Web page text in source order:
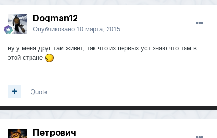
Dogman12
Опубликовано 10 марта, 2015
ну у меня друг там живет, так что из первых уст знаю что там в
этой стране
Quote
Петрович